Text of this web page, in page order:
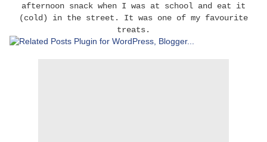
afternoon snack when I was at school and eat it
(cold) in the street. It was one of my favourite
treats.